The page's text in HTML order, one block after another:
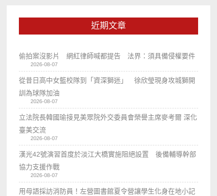
近期文章
偷拍案沒影片 網紅律師喊都提告 法界：須具備侵權要件
2026-08-07
從昔日高中女籃校隊到「資深獅迷」 徐欣瑩現身攻城獅開
訓為球隊加油
2026-08-07
立法院長韓國瑜接見美眾院外交委員會榮譽主席麥考爾 深化
臺美交流
2026-08-07
漢光42號演習首度於淡江大橋實施阻絕設置 後備輔導幹部
協力支援作戰
2026-08-07
用母語採訪消防員！左營圖書館夏令營讓學生化身在地小記